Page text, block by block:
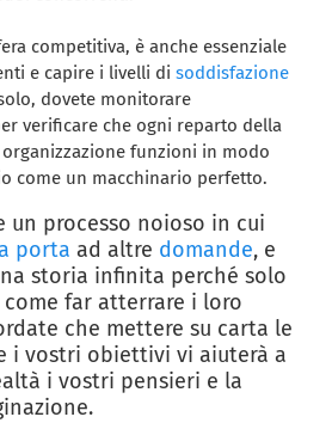
competitiva, è anche essenziale
e capire i livelli disoddisfazione
dovete monitorare
verificare che ogni reparto della
funzioni in modo
come un macchinario perfetto.
un processo noioso in cui
porta ad altre domande, e
storia infinita perché solo
far atterrare i loro
che mettere su carta le
i vostri obiettivi vi aiuterà a
i vostri pensieri e la